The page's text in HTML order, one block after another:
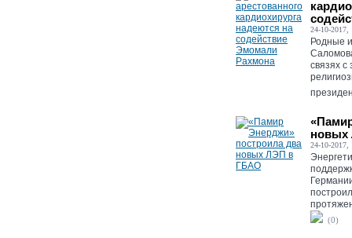
24-10-2017,
Родные
связях
24-10-2017,
(0)